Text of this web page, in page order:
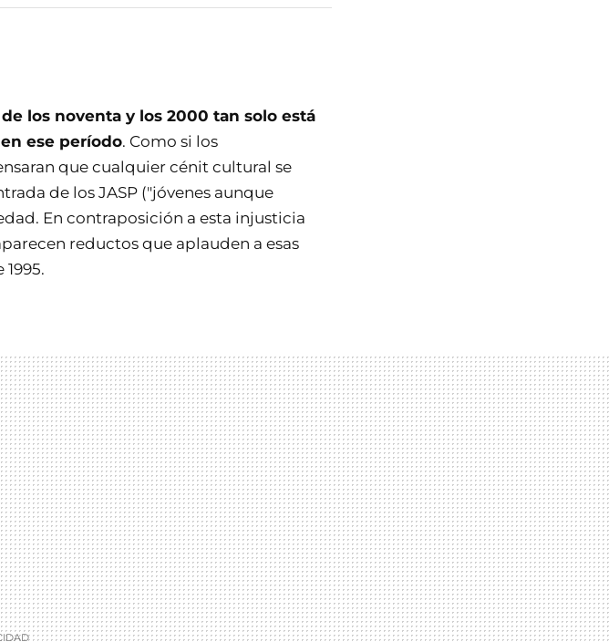
los noventa y los 2000 tan solo está
ese período. Como si los
que cualquier cénit cultural se
de los JASP ("jóvenes aunque
En contraposición a esta injusticia
reductos que aplauden a esas